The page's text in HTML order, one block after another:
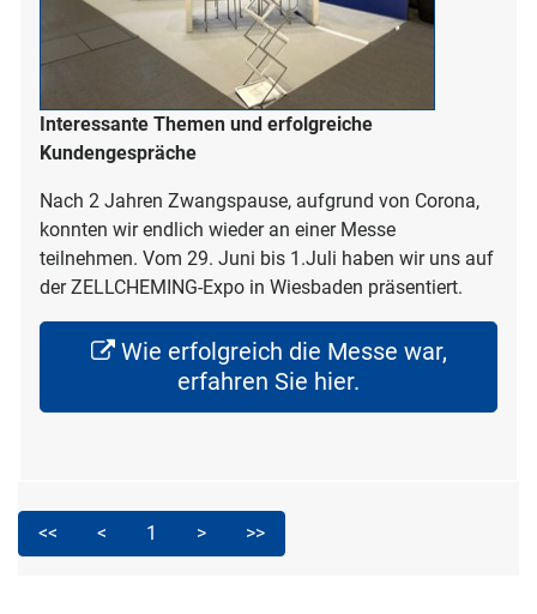
Interessante Themen und erfolgreiche
Kundengespräche
Nach 2 Jahren Zwangspause, aufgrund von Corona,
konnten wir endlich wieder an einer Messe
teilnehmen. Vom 29. Juni bis 1.Juli haben wir uns auf
der ZELLCHEMING-Expo in Wiesbaden präsentiert.
Wie erfolgreich die Messe war,
erfahren Sie hier.
<< < 1 > >>